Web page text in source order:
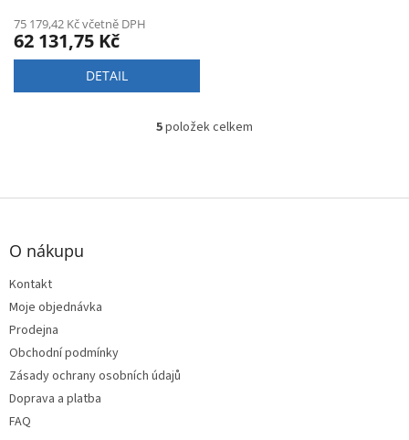
75 179,42 Kč včetně DPH
62 131,75 Kč
DETAIL
O
d
5položek celkem
Z
O nákupu
Kontakt
Moje objednávka
Prodejna
Obchodní podmínky
Zásady ochrany osobních údajů
Doprava a platba
FAQ